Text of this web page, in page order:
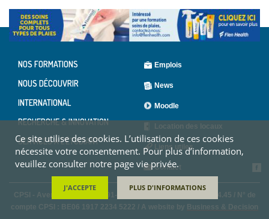
NOS FORMATIONS
NOUS DÉCOUVRIR
INTERNATIONAL
RECHERCHE & INNOVATION
SERVICES À L'ÉTUDIANT
Emplois
News
Moodle
Location des locaux
Liens utiles
Contact
CPSI - Avenue Hippocrate, 91-1200 Bruxelles / Tél: 02/762.34.45 / N° de
compte CPSI : BE06 1917 2234 5222 / A website by Business & Decision
Ce site utilise des cookies. L’utilisation de ces cookies
nécessite votre consentement. Pour plus d’information,
veuillez consulter notre page vie privée.
J'ACCEPTE PLUS D'INFORMATIONS